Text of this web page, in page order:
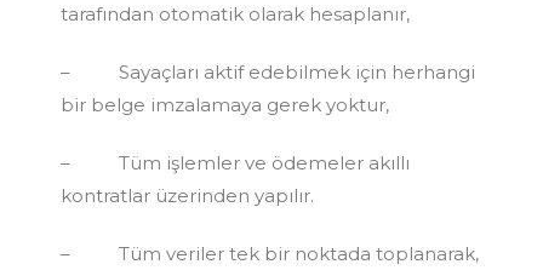
tarafından otomatik olarak hesaplanır,
– Sayaçları aktif edebilmek için herhangi
bir belge imzalamaya gerek yoktur,
– Tüm işlemler ve ödemeler akıllı
kontratlar üzerinden yapılır.
– Tüm veriler tek bir noktada toplanarak,